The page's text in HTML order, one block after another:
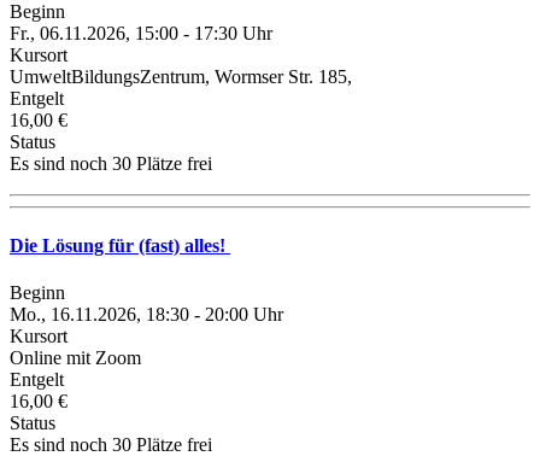
Beginn
Fr., 06.11.2026, 15:00 - 17:30 Uhr
Kursort
UmweltBildungsZentrum, Wormser Str. 185,
Entgelt
16,00 €
Status
Es sind noch 30 Plätze frei
Die Lösung für (fast) alles!
Beginn
Mo., 16.11.2026, 18:30 - 20:00 Uhr
Kursort
Online mit Zoom
Entgelt
16,00 €
Status
Es sind noch 30 Plätze frei